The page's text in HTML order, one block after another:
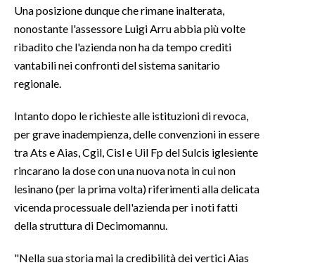
EVENTI
#CARAUNIONE
3 MINUTI CON
INSULARITÀ
ABBONATI
ANNUNCI
NECROLOGI
PUBBLICITÀ
SPIAGGE
Una posizione dunque che rimane inalterata,
nonostante l'assessore Luigi Arru abbia più volte
ribadito che l'azienda non ha da tempo crediti
vantabili nei confronti del sistema sanitario
regionale.
Intanto dopo le richieste alle istituzioni di revoca,
per grave inadempienza, delle convenzioni in essere
tra Ats e Aias, Cgil, Cisl e Uil Fp del Sulcis iglesiente
rincarano la dose con una nuova nota in cui non
lesinano (per la prima volta) riferimenti alla delicata
vicenda processuale dell'azienda per i noti fatti
della struttura di Decimomannu.
"Nella sua storia mai la credibilità dei vertici Aias